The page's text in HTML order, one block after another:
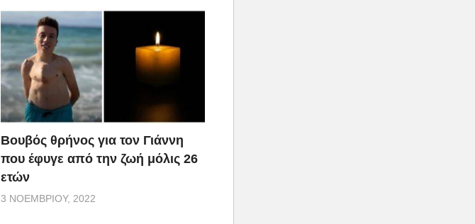
Βουβός θρήνος για τον Γιάννη
που έφυγε από την ζωή μόλις 26
ετών
3 ΝΟΕΜΒΡΊΟΥ, 2022